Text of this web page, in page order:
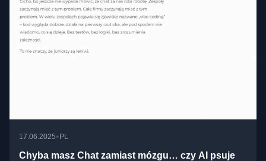
17.06.2025•PL
Chyba masz Chat zamiast mózgu… czy AI psuje